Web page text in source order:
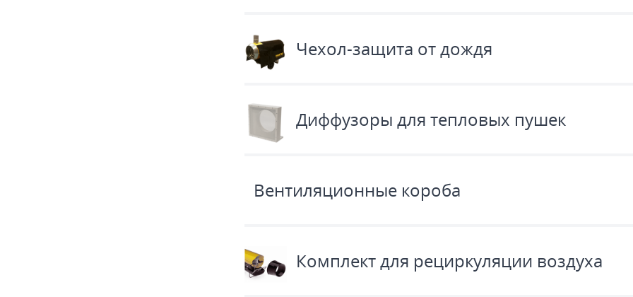
Чехол-защита от дождя
Диффузоры для тепловых пушек
Вентиляционные короба
Комплект для рециркуляции воздуха